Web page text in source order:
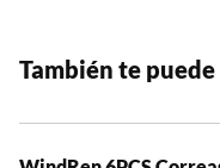
También te